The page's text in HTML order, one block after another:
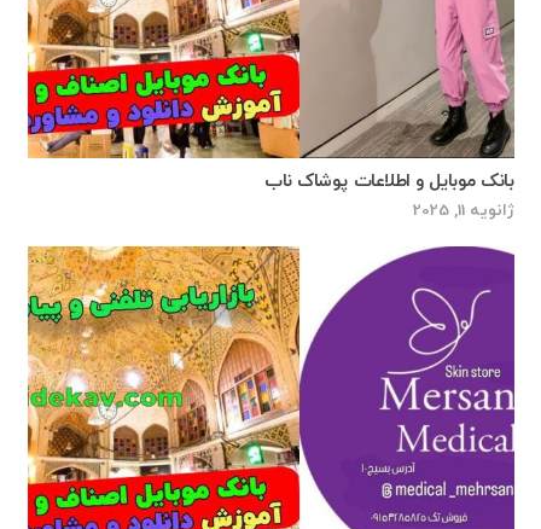
بانک موبایل و اطلاعات پوشاک ناب
ژانویه 11, 2025